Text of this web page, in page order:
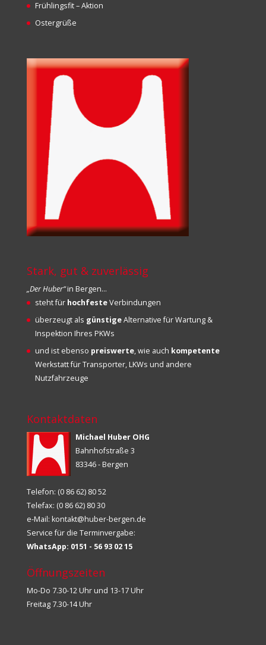
Frühlingsfit – Aktion
Ostergrüße
Stark, gut & zuverlässig
„Der Huber“in Bergen…
steht für hochfesteVerbindungen
überzeugt als günstigeAlternative für Wartung &
Inspektion Ihres PKWs
und ist ebenso preiswerte, wie auch kompetente
Werkstatt für Transporter, LKWs und andere
Nutzfahrzeuge
Kontaktdaten
Michael Huber OHG
Bahnhofstraße 3
83346 - Bergen
Telefon: (0 86 62) 80 52
Telefax: (0 86 62) 80 30
e-Mail: kontakt@huber-bergen.de
Service für die Terminvergabe:
WhatsApp: 0151 - 56 93 02 15
Öffnungszeiten
Mo-Do 7.30-12 Uhr und 13-17 Uhr
Freitag 7.30-14 Uhr